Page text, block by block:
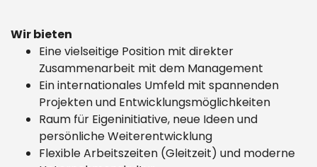
Wir bieten
Eine vielseitige Position mit direkter
Zusammenarbeit mit dem Management
Ein internationales Umfeld mit spannenden
Projekten und Entwicklungsmöglichkeiten
Raum für Eigeninitiative, neue Ideen und
persönliche Weiterentwicklung
Flexible Arbeitszeiten (Gleitzeit) und moderne